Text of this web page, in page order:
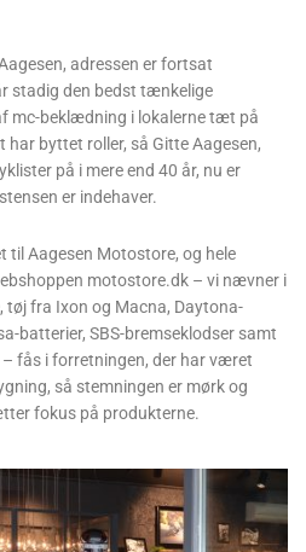
adressen er fortsat
stadig den bedst tænkelige
mc-beklædning i lokalerne tæt på
har byttet roller, så Gitte Aagesen,
på i mere end 40 år, nu er
er indehaver.
til Aagesen Motostore, og hele
motostore.dk – vi nævner i
tøj fra Ixon og Macna, Daytona-
batterier, SBS-bremseklodser samt
fås i forretningen, der har været
så stemningen er mørk og
fokus på produkterne.